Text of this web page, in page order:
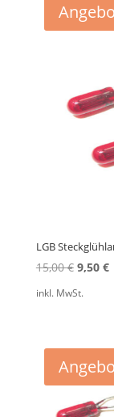
LGB
15,00€ 9,50 €
inkl. MwSt.